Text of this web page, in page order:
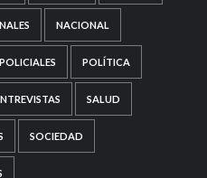
NACIONAL
POLICIALES POLÍTICA
SALUD
SOCIEDAD